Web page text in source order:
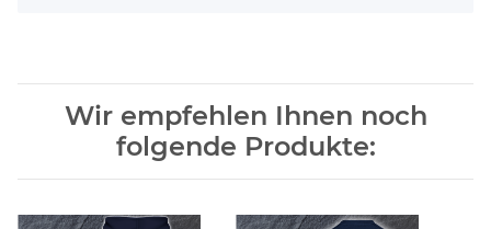
Wir empfehlen Ihnen noch
folgende Produkte: